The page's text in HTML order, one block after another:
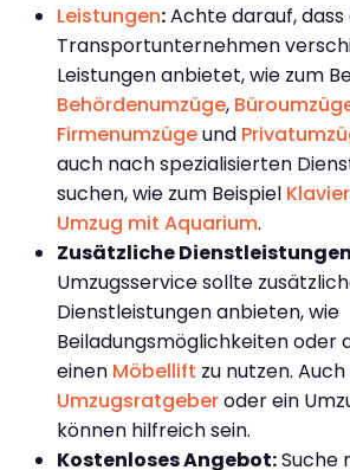
Leistungen:Achte darauf, dass
Transportunternehmen
Leistungen anbietet, wie zum
Behördenumzüge,
Firmenumzügeund
auch nach spezialisierten
suchen, wie zum Beispiel
Umzug mit Aquarium.
Zusätzliche
Umzugsservice sollte
Dienstleistungen anbieten, wie
Beiladungsmöglichkeiten oder
einen Möbellift zu nutzen.
Umzugsratgeberoder ein
können hilfreich sein.
Kostenloses Angebot:Suche